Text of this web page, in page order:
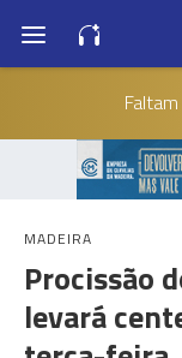
Faltam
MADEIRA
Procissão
levará